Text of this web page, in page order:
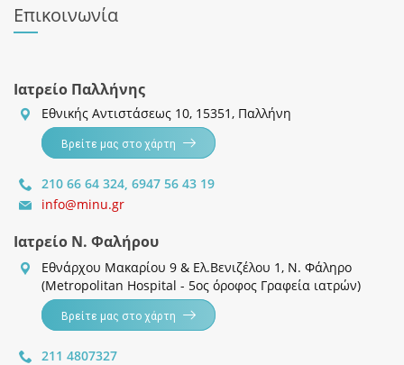
Επικοινωνία
Ιατρείο Παλλήνης
Εθνικής Αντιστάσεως 10, 15351, Παλλήνη
Βρείτε μας στο χάρτη
210 66 64 324 6947 56 43 19
info@minu.gr
Ιατρείο Ν. Φαλήρου
Εθνάρχου Μακαρίου 9 & Ελ.Βενιζέλου 1, Ν. Φάληρο
(Metropolitan Hospital - 5ος όροφος Γραφεία ιατρών)
Βρείτε μας στο χάρτη
211 4807327